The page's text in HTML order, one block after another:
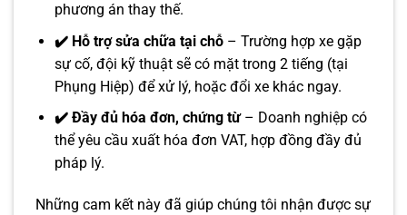
phương án thay thế.
✔️ Hỗ trợ sửa chữa tại chỗ– Trường hợp xe gặp
sự cố, đội kỹ thuật sẽ có mặt trong 2 tiếng (tại
Phụng Hiệp) để xử lý, hoặc đổi xe khác ngay.
✔️ Đầy đủ hóa đơn, chứng từ– Doanh nghiệp có
thể yêu cầu xuất hóa đơn VAT, hợp đồng đầy đủ
pháp lý.
Những cam kết này đã giúp chúng tôi nhận được sự